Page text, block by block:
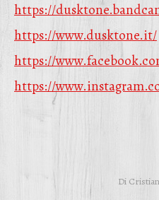
https://
https://www.dusktone.it/
https://
https://
Di